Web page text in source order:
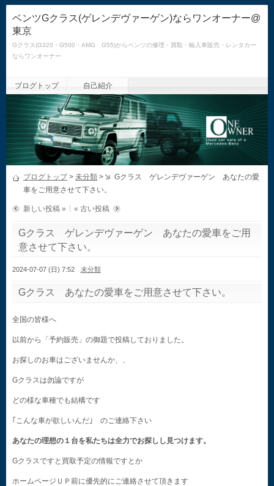
ベンツGクラス(ゲレンデヴァーゲン)ならワンオーナー@
東京
Gクラス(G320・G500・AMG G55)からベンツの修理・買取・輸入車販売・レンタカー
ならワンオーナー
ブログトップ 自己紹介
ブログトップ> 未分類 >
Gクラス ゲレンデヴァーゲン あなたの愛
車をご用意させて下さい。
新しい投稿 » « 古い投稿
Gクラス ゲレンデヴァーゲン あなたの愛車をご用
意させて下さい。
2024-07-07 (日) 7:52 未分類
Gクラス あなたの愛車をご用意させて下さい。
全国の皆様へ
以前から「予約販売」の御題で投稿しておりました。
お探しのお車はございませんか、、
Gクラスは勿論ですが
どの様な車種でも結構です
｢こんな車が欲しいんだ｣ のご連絡下さい
あなたの理想の１台を私たちは全力でお探しし見つけます。
Gクラスですと買取予定の情報ですとか
ホームページＵＰ前に優先的にご連絡させて頂きます